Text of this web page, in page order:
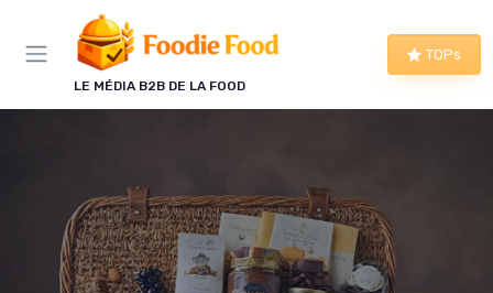
LE MÉDIA B2B DE LA FOOD
TOPs
Panneau de gestion des cookies